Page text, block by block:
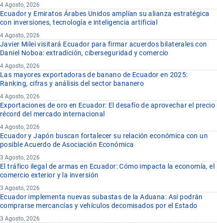
4 Agosto, 2026
Ecuador y Emiratos Árabes Unidos amplían su alianza estratégica
con inversiones, tecnología e inteligencia artificial
4 Agosto, 2026
Javier Milei visitará Ecuador para firmar acuerdos bilaterales con
Daniel Noboa: extradición, ciberseguridad y comercio
4 Agosto, 2026
Las mayores exportadoras de banano de Ecuador en 2025:
Ranking, cifras y análisis del sector bananero
4 Agosto, 2026
Exportaciones de oro en Ecuador: El desafío de aprovechar el precio
récord del mercado internacional
4 Agosto, 2026
Ecuador y Japón buscan fortalecer su relación económica con un
posible Acuerdo de Asociación Económica
3 Agosto, 2026
El tráfico ilegal de armas en Ecuador: Cómo impacta la economía, el
comercio exterior y la inversión
3 Agosto, 2026
Ecuador implementa nuevas subastas de la Aduana: Así podrán
comprarse mercancías y vehículos decomisados por el Estado
3 Agosto, 2026